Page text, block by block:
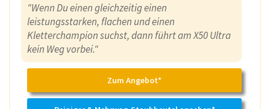
"Wenn Du einen gleichzeitig einen
leistungsstarken, flachen und einen
Kletterchampion suchst, dann führt am X50 Ultra
kein Weg vorbei."
Zum Angebot*